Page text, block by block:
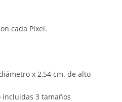
cada Pixel.
x 2,54 cm. de alto
3 tamaños